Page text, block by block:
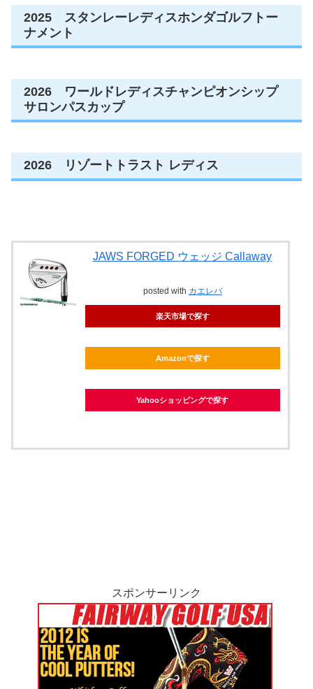
2025 スタンレーレディスホンダゴルフトー
ナメント
2026 ワールドレディスチャンピオンシップ
サロンパスカップ
2026 リゾートトラスト レディス
JAWS FORGED ウェッジ Callaway
posted with カエレバ
楽天市場で探す
Amazonで探す
Yahooショッピングで探す
スポンサーリンク